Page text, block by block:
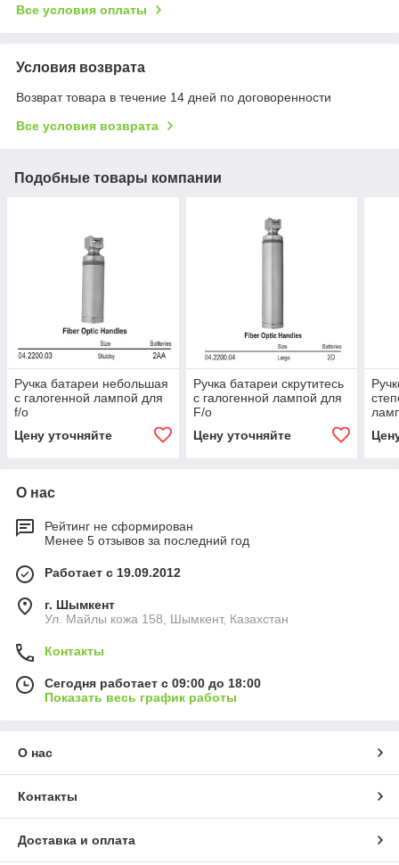
Все условия оплаты
Условия возврата
Возврат товара в течение 14 дней по договоренности
Все условия возврата
Подобные товары компании
Ручка батареи небольшая
с галогенной лампой для
f/o
Цену уточняйте
Ручка батареи скрутитесь
с галогенной лампой для
F/o
Цену уточняйте
О нас
Рейтинг не сформирован
Менее 5 отзывов за последний год
Работает с 19.09.2012
г. Шымкент
Ул. Майлы кожа 158, Шымкент, Казахстан
Контакты
Сегодня работает с 09:00 до 18:00
Показать весь график работы
О нас
Контакты
Доставка и оплата